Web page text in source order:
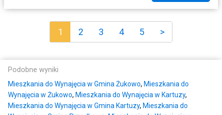
1 2 3 4 5 >
Podobne wyniki
Mieszkania do Wynajęcia w Gmina Żukowo, Mieszkania do
Wynajęcia w Żukowo, Mieszkania do Wynajęcia w Kartuzy,
Mieszkania do Wynajęcia w Gmina Kartuzy, Mieszkania do